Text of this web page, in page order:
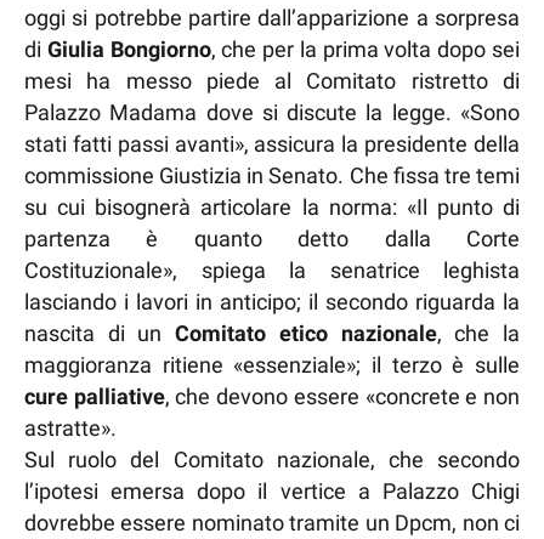
oggi si potrebbe partire dall’apparizione a sorpresa
di Giulia Bongiorno, che per la prima volta dopo sei
mesi ha messo piede al Comitato ristretto di
Palazzo Madama dove si discute la legge. «Sono
stati fatti passi avanti», assicura la presidente della
commissione Giustizia in Senato. Che fissa tre temi
su cui bisognerà articolare la norma: «Il punto di
partenza è quanto detto dalla Corte
Costituzionale», spiega la senatrice leghista
lasciando i lavori in anticipo; il secondo riguarda la
nascita di unComitato etico nazionale, che la
maggioranza ritiene «essenziale»; il terzo è sulle
cure palliative, che devono essere «concrete e non
astratte».
Sul ruolo del Comitato nazionale, che secondo
l’ipotesi emersa dopo il vertice a Palazzo Chigi
dovrebbe essere nominato tramite un Dpcm, non ci